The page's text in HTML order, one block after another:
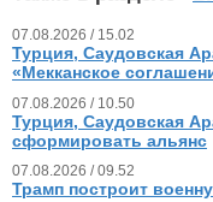
07.08.2026 / 15.02
Турция, Саудовская
«Мекканское
07.08.2026 / 10.50
Турция, Саудовская
сформировать альянс
07.08.2026 / 09.52
Трамп построит